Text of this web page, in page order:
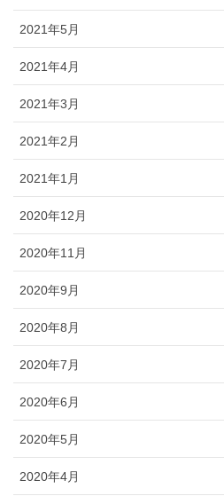
2021年5月
2021年4月
2021年3月
2021年2月
2021年1月
2020年12月
2020年11月
2020年9月
2020年8月
2020年7月
2020年6月
2020年5月
2020年4月